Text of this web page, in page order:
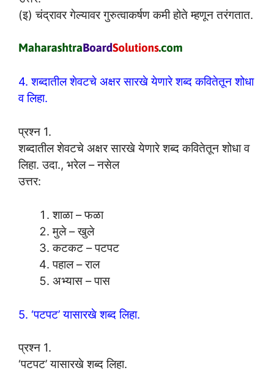
(इ) चंद्रावर गेल्यावर गुरुत्वाकर्षण कमी होते म्हणून तरंगतात.
4. शब्दातील शेवटचे अक्षर सारखे येणारे शब्द कवितेतून शोधा
व लिहा.
प्रश्न 1.
शब्दातील शेवटचे अक्षर सारखे येणारे शब्द कवितेतून शोधा व
लिहा. उदा., भरेल – नसेल
उत्तर:
शाळा – फळा
मुले – खुले
कटकट – पटपट
पहाल – राल
अभ्यास – पास
5. ‘पटपट’ यासारखे शब्द लिहा.
प्रश्न 1.
‘पटपट’ यासारखे शब्द लिहा.